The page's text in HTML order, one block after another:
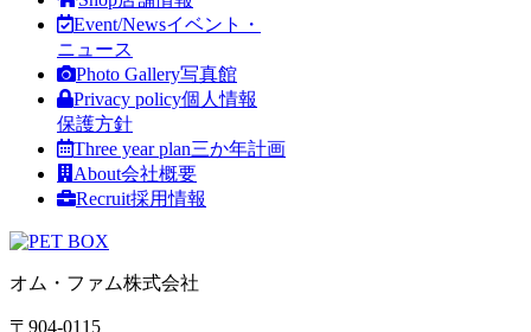
Event/Newsイベント・
ニュース
Photo Gallery写真館
Privacy policy個人情報
保護方針
Three year plan三か年計画
About会社概要
Recruit採用情報
オム・ファム株式会社
〒904-0115